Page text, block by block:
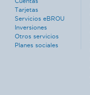
Tarjetas
Servicios eBROU
Inversiones
Otros servicios
Planes sociales